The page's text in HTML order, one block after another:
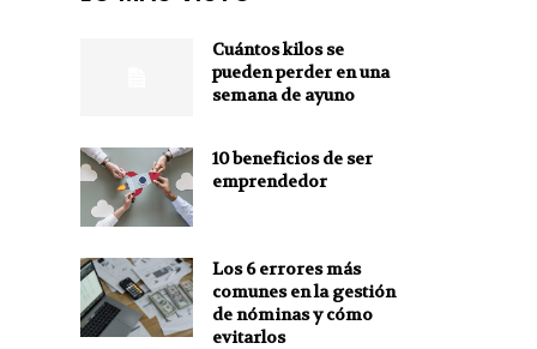
Cuántos kilos se
pueden perder en una
semana de ayuno
10 beneficios de ser
emprendedor
Los 6 errores más
comunes en la gestión
de nóminas y cómo
evitarlos